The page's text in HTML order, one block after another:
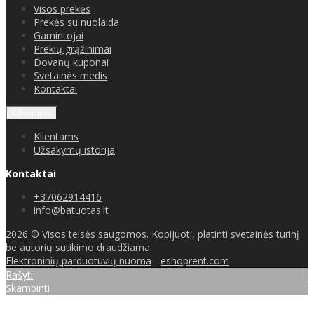
Visos prekės
Prekės su nuolaida
Gamintojai
Prekių grąžinimai
Dovanų kuponai
Svetainės medis
Kontaktai
Klientams
Užsakymų istorija
Kontaktai
+37062914416
info@batuotas.lt
2026 © Visos teisės saugomos. Kopijuoti, platinti svetainės turinį
be autorių sutikimo draudžiama.
Elektroninių parduotuvių nuoma - eshoprent.com
Rašyti
Skambinti